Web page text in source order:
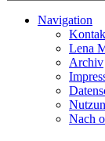
Navigation
Lena
Archiv
Nach